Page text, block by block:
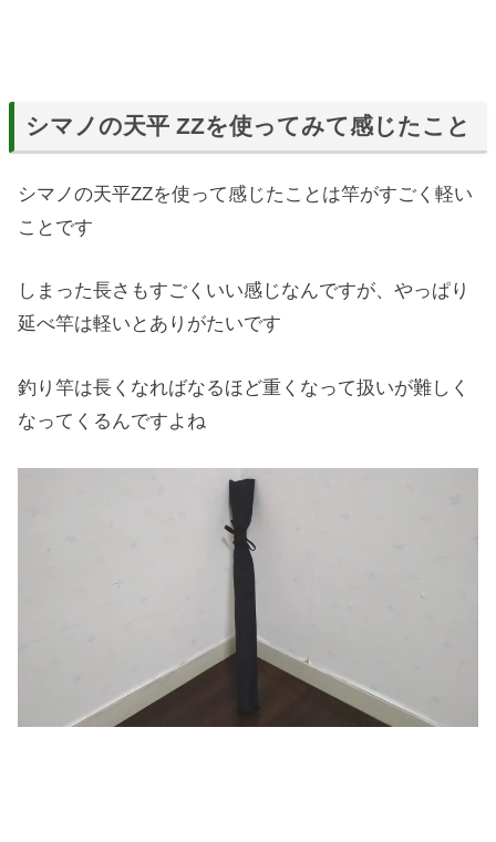
シマノの天平 ZZを使ってみて感じたこと
シマノの天平ZZを使って感じたことは竿がすごく軽い
ことです
しまった長さもすごくいい感じなんですが、やっぱり
延べ竿は軽いとありがたいです
釣り竿は長くなればなるほど重くなって扱いが難しく
なってくるんですよね